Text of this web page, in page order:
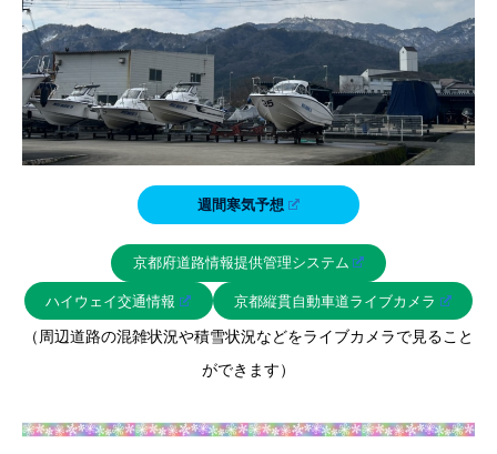
週間寒気予想
京都府道路情報提供管理システム
ハイウェイ交通情報 京都縦貫自動車道ライブカメラ
（周辺道路の混雑状況や積雪状況などをライブカメラで見ること
ができます）